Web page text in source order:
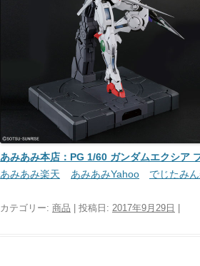
あみあみ本店：PG 1/60 ガンダムエクシア
あみあみ楽天
あみあみYahoo でじたみ
カテゴリー: 商品 | 投稿日: 2017年9月29日